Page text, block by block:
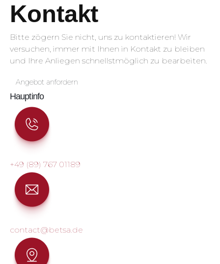
Kontakt
Bitte zögern Sie nicht, uns zu kontaktieren! Wir
versuchen, immer mit Ihnen in Kontakt zu bleiben
und Ihre Anliegen schnellstmöglich zu bearbeiten.
Angebot anfordern
Hauptinfo
+49 (89) 767 01189
contact@betsa.de